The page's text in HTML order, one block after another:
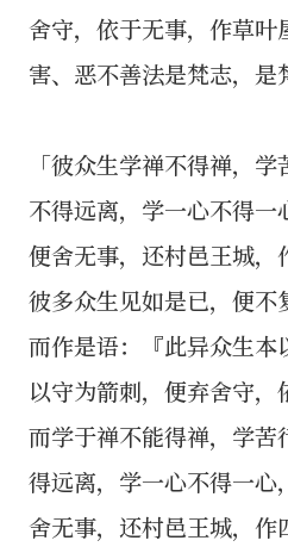
舍守，依于无事，作草
害、恶不善法是梵志，是
「彼众生学禅不得禅，
不得远离，学一心不得一
便舍无事，还村邑王城，
彼多众生见如是已，便不
而作是语：『此异众生本
以守为箭刺，便弃舍守，
而学于禅不能得禅，学
得远离，学一心不得一
舍无事，还村邑王城，作